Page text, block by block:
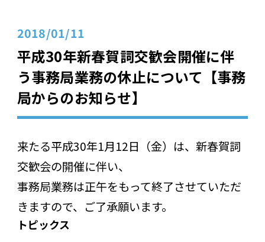
トピックス
2018/01/11
平成30年新春賀詞交歓会開催に伴
う事務局業務の休止について【事務
局からのお知らせ】
来たる平成30年1月12日（金）は、新春賀詞
交歓会の開催に伴い、
事務局業務は正午をもって終了させていただ
きますので、ご了承願います。